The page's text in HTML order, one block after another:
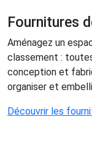
Fournitures
Aménagez un
classement :
conception et
organiser et
Découvrir les